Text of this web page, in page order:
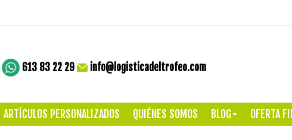
613 83 22 29 info@logisticadeltrofeo.com
ARTÍCULOS PERSONALIZADOS QUIÉNES SOMOS BLOG OFERTA